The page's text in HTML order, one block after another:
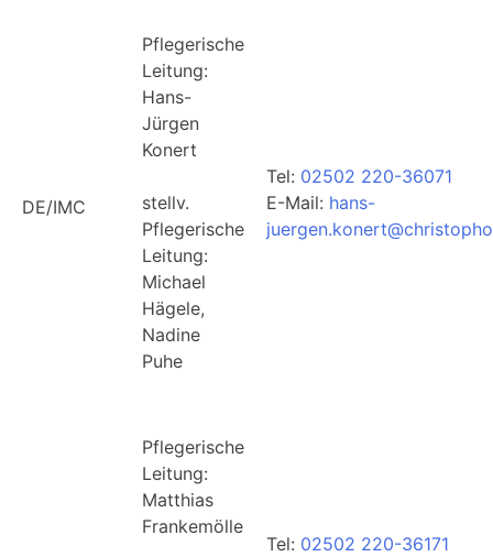
DE/IMC
Pflegerische
Leitung:
Hans-
Jürgen
Konert
stellv.
Pflegerische
Leitung:
Michael
Hägele,
Nadine
Puhe
Tel: 02502 220-36071
E-Mail: hans-
Pflegerische
Leitung:
Matthias
Frankemölle
Tel: 02502 220-36171